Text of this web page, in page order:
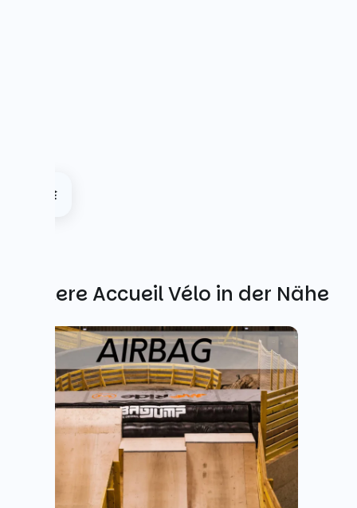
Weitere Accueil Vélo in der Nähe